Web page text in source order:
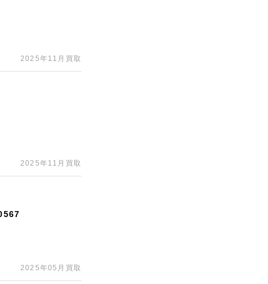
2025年11月買取
2025年11月買取
2025年05月買取